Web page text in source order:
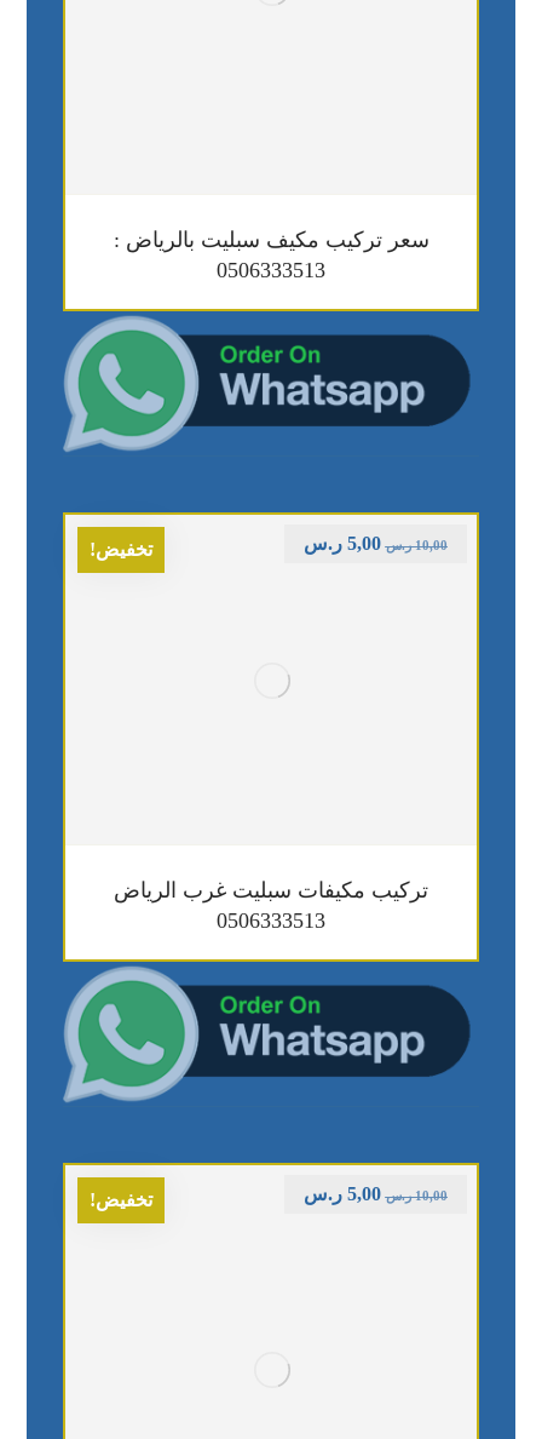
سعر تركيب مكيف سبليت بالرياض :
0506333513
تخفيض!
تركيب مكيفات سبليت غرب الرياض
0506333513
10,00 ر.س 5,00 ر.س
تخفيض! 10,00 ر.س 5,00 ر.س